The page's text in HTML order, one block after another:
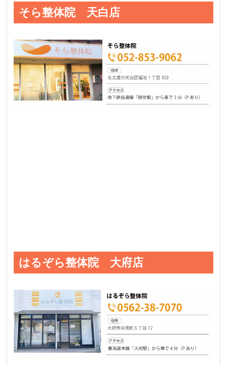
そら整体院 天白店
はるぞら整体院 大府店